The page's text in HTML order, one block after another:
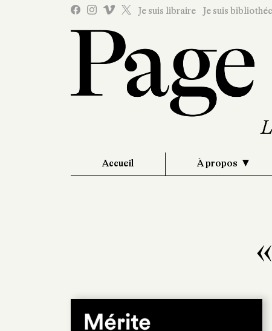
Je suis libraire Je suis
Accueil À propos